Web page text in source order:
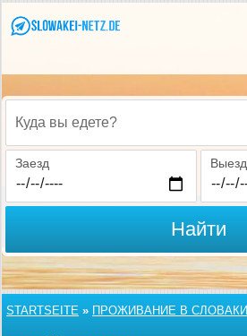
Куда вы едете?
Заезд Выезд
Найти
STARTSEITE » ПРОЖИВАНИЕ В